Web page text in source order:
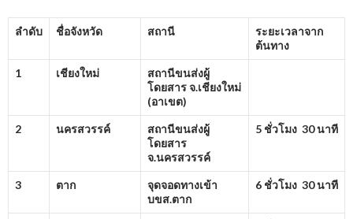
ลำดับ ชื่อจังหวัด สถานี
ระยะเวลาจาก
ต้นทาง
1 เชียงใหม่
สถานีขนส่งผู้
โดยสาร จ.เชียงใหม่
(อาเขต)
2 นครสวรรค์
สถานีขนส่งผู้
โดยสาร
จ.นครสวรรค์
5 ชั่วโมง 30 นาที
3 ตาก
จุดจอดทางเข้า
บขส.ตาก
6 ชั่วโมง 30 นาที